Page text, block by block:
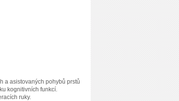
a asistovaných pohybů prstů
kognitivních funkcí.
ruky.